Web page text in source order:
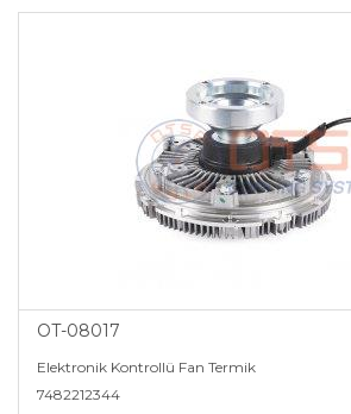
OT-08017
Elektronik Kontrollü Fan Termik
7482212344